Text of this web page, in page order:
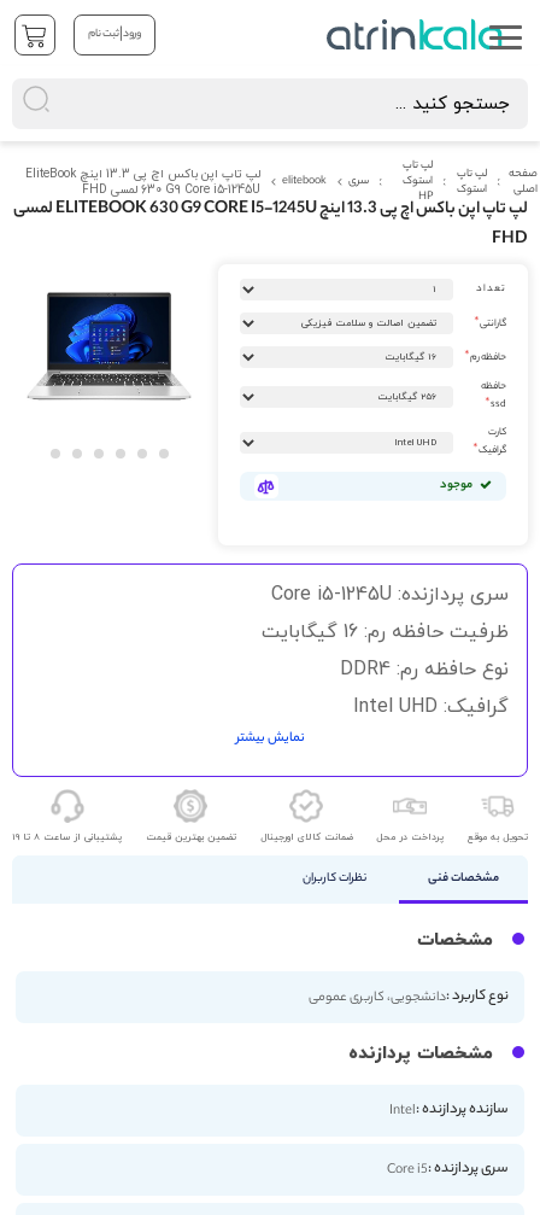
ورود|ثبت نام
صفحه
اصلی
لپ تاپ
استوک
لپ تاپ
استوک
HP
سری elitebook
لپ تاپ اپن باکس اچ پی 13.3 اینچ EliteBook
630 G9 Core i5-1245U لمسی FHD
لپ تاپ اپن باکس اچ پی 13.3 اینچ ELITEBOOK 630 G9 CORE I5-1245U لمسی
FHD
تصاویر
تعداد
گارانتی
حافظه رم
حافظه
ssd
کارت
گرافیک
موجود
سری پردازنده: Core i5-1245U
ظرفیت حافظه رم: 16 گیگابایت
نوع حافظه رم: DDR4
گرافیک: Intel UHD
اندازه صفحه نمایش: 13.3 اینچ
کیفیت صفحه نمایش: FHD
نمایش بیشتر
تحویل به موقع پرداخت در محل ضمانت کالای اورجینال تضمین بهترین قیمت پشتیبانی از ساعت 8 تا 19
مشخصات فنی نظرات کاربران
مشخصات
نوع کاربرد :دانشجویی، کاربری عمومی
مشخصات پردازنده
سازنده پردازنده :Intel
سری پردازنده :Core i5